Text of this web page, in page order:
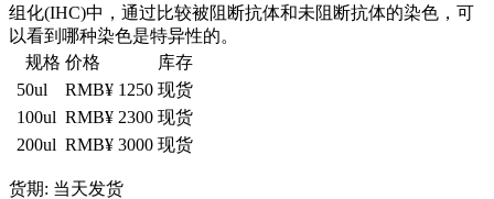
组化(IHC)中，通过比较被阻断抗体和未阻断抗体的染色，可
以看到哪种染色是特异性的。
规格 价格
库存
50ul
RMB¥ 1250 现货
100ul RMB¥ 2300 现货
200ul RMB¥ 3000 现货
货期: 当天发货